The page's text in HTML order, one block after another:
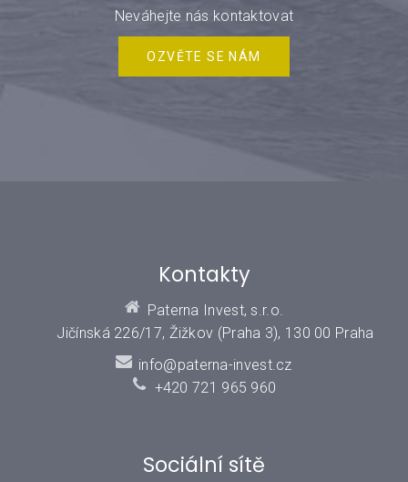
Neváhejte nás kontaktovat
OZVĚTE SE NÁM
Kontakty
Paterna Invest, s.r.o.
Jičínská 226/17, Žižkov (Praha 3), 130 00 Praha
info@paterna-invest.cz
+420 721 965 960
Sociální sítě